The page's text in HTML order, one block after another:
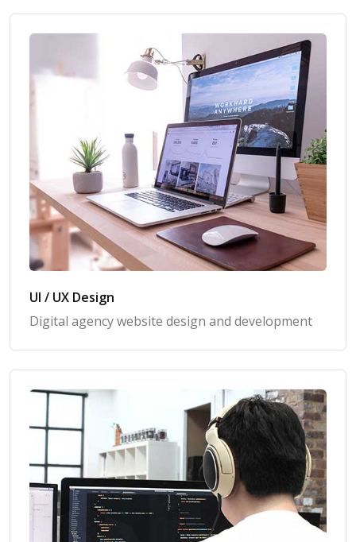
UI / UX Design
Digital agency website design and development